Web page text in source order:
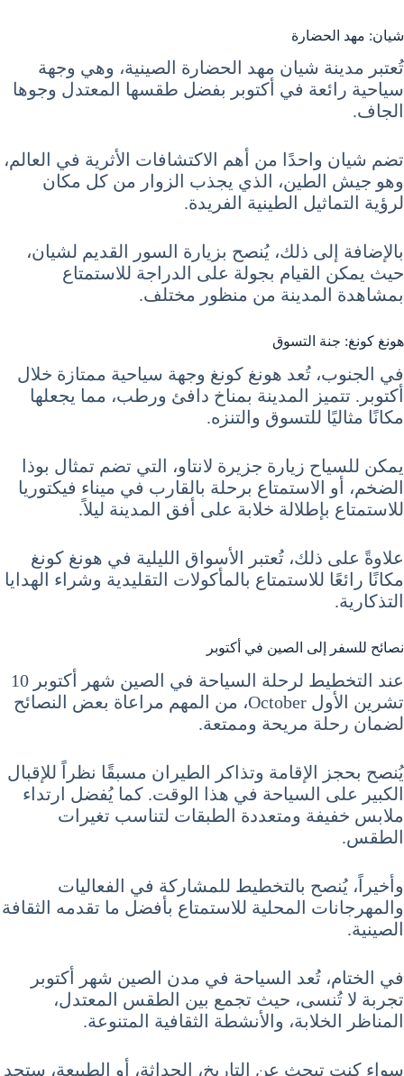
شيان: مهد الحضارة
تُعتبر مدينة شيان مهد الحضارة الصينية، وهي وجهة
سياحية رائعة في أكتوبر بفضل طقسها المعتدل وجوها
الجاف.
تضم شيان واحدًا من أهم الاكتشافات الأثرية في العالم،
وهو جيش الطين، الذي يجذب الزوار من كل مكان
لرؤية التماثيل الطينية الفريدة.
بالإضافة إلى ذلك، يُنصح بزيارة السور القديم لشيان،
حيث يمكن القيام بجولة على الدراجة للاستمتاع
بمشاهدة المدينة من منظور مختلف.
هونغ كونغ: جنة التسوق
في الجنوب، تُعد هونغ كونغ وجهة سياحية ممتازة خلال
أكتوبر. تتميز المدينة بمناخ دافئ ورطب، مما يجعلها
مكانًا مثاليًا للتسوق والتنزه.
يمكن للسياح زيارة جزيرة لانتاو، التي تضم تمثال بوذا
الضخم، أو الاستمتاع برحلة بالقارب في ميناء فيكتوريا
للاستمتاع بإطلالة خلابة على أفق المدينة ليلاً.
علاوةً على ذلك، تُعتبر الأسواق الليلية في هونغ كونغ
مكانًا رائعًا للاستمتاع بالمأكولات التقليدية وشراء الهدايا
التذكارية.
نصائح للسفر إلى الصين في أكتوبر
عند التخطيط لرحلة السياحة في الصين شهر أكتوبر 10
تشرين الأول October، من المهم مراعاة بعض النصائح
لضمان رحلة مريحة وممتعة.
يُنصح بحجز الإقامة وتذاكر الطيران مسبقًا نظراً للإقبال
الكبير على السياحة في هذا الوقت. كما يُفضل ارتداء
ملابس خفيفة ومتعددة الطبقات لتناسب تغيرات
الطقس.
وأخيراً، يُنصح بالتخطيط للمشاركة في الفعاليات
والمهرجانات المحلية للاستمتاع بأفضل ما تقدمه الثقافة
الصينية.
في الختام، تُعد السياحة في مدن الصين شهر أكتوبر
تجربة لا تُنسى، حيث تجمع بين الطقس المعتدل،
المناظر الخلابة، والأنشطة الثقافية المتنوعة.
سواء كنت تبحث عن التاريخ، الحداثة، أو الطبيعة، ستجد